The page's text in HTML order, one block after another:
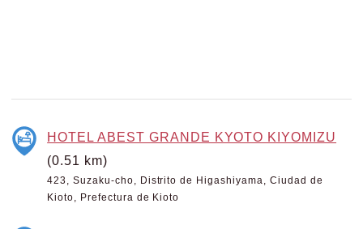
HOTEL ABEST GRANDE KYOTO KIYOMIZU
(0.51 km)
423, Suzaku-cho, Distrito de Higashiyama, Ciudad de
Kioto, Prefectura de Kioto